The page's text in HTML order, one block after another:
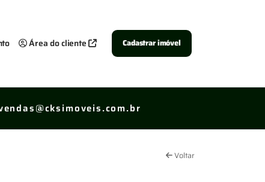
Área do cliente Cadastrar imóvel
Voltar